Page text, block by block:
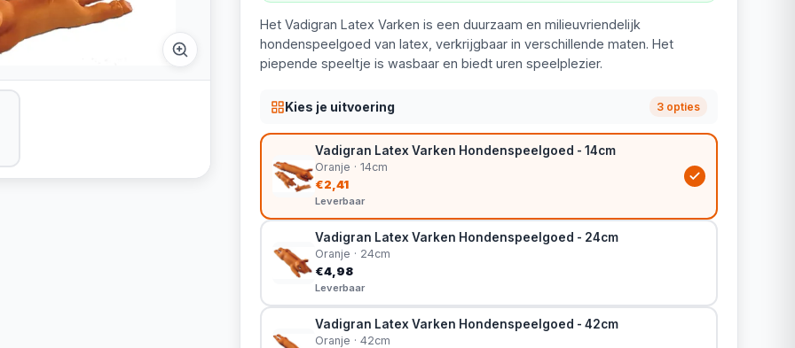
Het Vadigran Latex Varken is een duurzaam en milieuvriendelijk
hondenspeelgoed van latex, verkrijgbaar in verschillende maten. Het
piepende speeltje is wasbaar en biedt uren speelplezier.
Kies je uitvoering 3 opties
Vadigran Latex Varken Hondenspeelgoed - 14cm
Oranje · 14cm
€2,41
Leverbaar
Vadigran Latex Varken Hondenspeelgoed - 24cm
Oranje · 24cm
€4,98
Leverbaar
Vadigran Latex Varken Hondenspeelgoed - 42cm
Oranje · 42cm